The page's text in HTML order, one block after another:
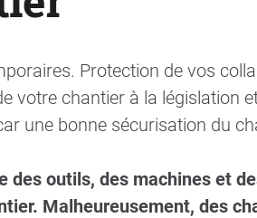
Protection de vos
votre chantier à la législation
une bonne sécurisation du
des outils, des machines et
Malheureusement, des